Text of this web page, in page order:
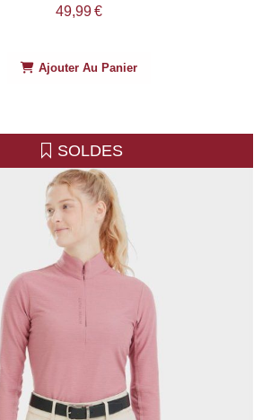
49,99€
Ajouter Au Panier
SOLDES